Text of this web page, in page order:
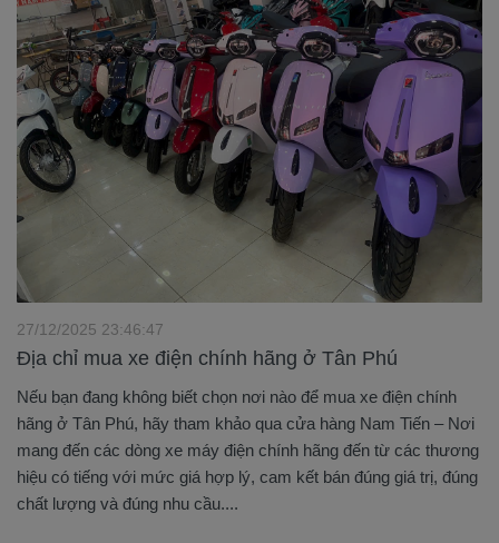
Địa chỉ mua xe điện chính hãng ở Tân Phú
27/12/2025 23:46:47
Nếu bạn đang không biết chọn nơi nào để mua xe điện chính
hãng ở Tân Phú, hãy tham khảo qua cửa hàng Nam Tiến – Nơi
mang đến các dòng xe máy điện chính hãng đến từ các thương
hiệu có tiếng với mức giá hợp lý, cam kết bán đúng giá trị, đúng
chất lượng và đúng nhu cầu....